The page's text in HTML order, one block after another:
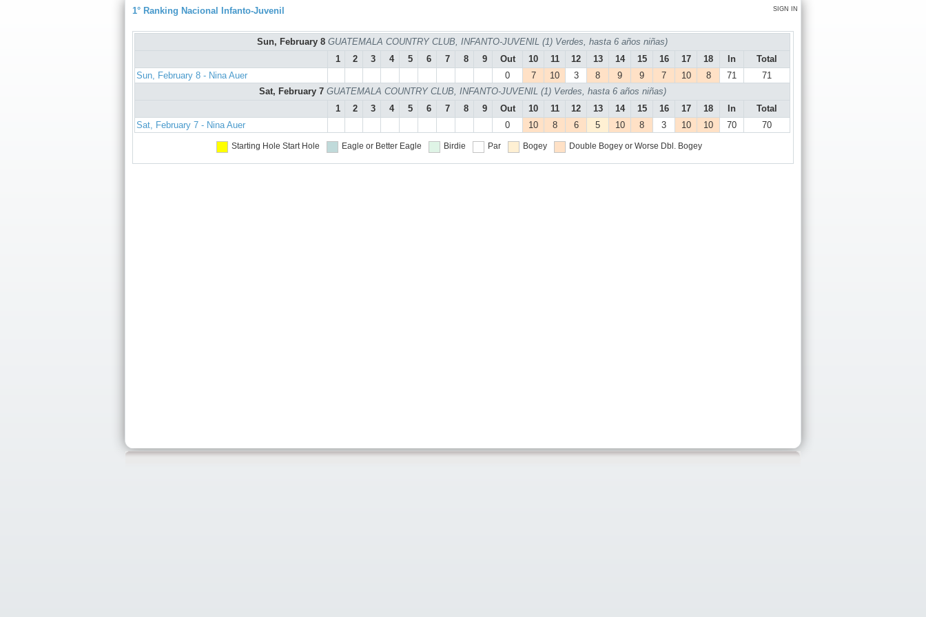
SIGN IN
1° Ranking Nacional Infanto-Juvenil
Sun, February 8 GUATEMALA COUNTRY CLUB, INFANTO-JUVENIL (1) Verdes, hasta 6 años niñas)
1
2 3 4 5 6 7 8 9 Out 10 11 12 13 14 15 16 17 18 In
Total
Sun, February 8 - Nina Auer
0 7 10 3 8 9 9 7 10 8 71
71
Sat, February 7 GUATEMALA COUNTRY CLUB, INFANTO-JUVENIL (1) Verdes, hasta 6 años niñas)
1
2 3 4 5 6 7 8 9 Out 10 11 12 13 14 15 16 17 18 In
Total
Sat, February 7 - Nina Auer
0 10 8 6 5 10 8 3 10 10 70 70
Starting Hole Start Hole Eagle or Better Eagle Birdie Par Bogey Double Bogey or Worse Dbl. Bogey